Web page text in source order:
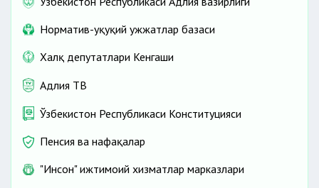
Норматив-ҳуқуқий ҳужжатлар базаси
Халқ депутатлари Кенгаши
Адлия ТВ
Ўзбекистон Республикаси Конституцияси
Пенсия ва нафақалар
"Инсон" ижтимоий хизматлар марказлари